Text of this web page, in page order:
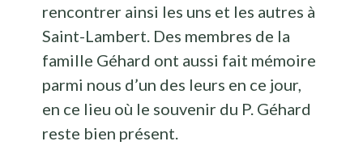
rencontrer ainsi les uns et les autres à
Saint-Lambert. Des membres de la
famille Géhard ont aussi fait mémoire
parmi nous d’un des leurs en ce jour,
en ce lieu où le souvenir du P. Géhard
reste bien présent.